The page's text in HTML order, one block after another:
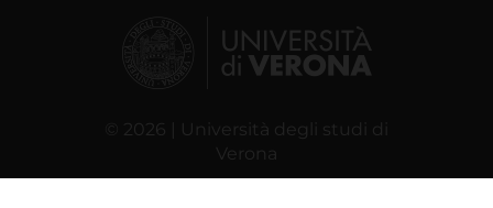
© 2026 | Università degli studi di
Verona